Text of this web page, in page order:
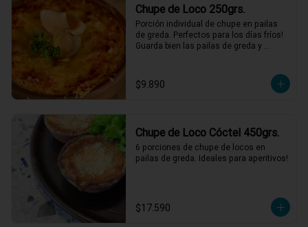
Chupe de Loco 250grs.
Porción individual de chupe en pailas
de greda. Perfectos para los días fríos!
Guarda bien las pailas de greda y
$9.890
Chupe de Loco Cóctel 450grs.
6 porciones de chupe de locos en
pailas de greda. Ideales para aperitivos!
$17.590